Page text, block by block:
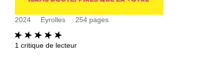
2024 Eyrolles 254 pages
1 critique de lecteur